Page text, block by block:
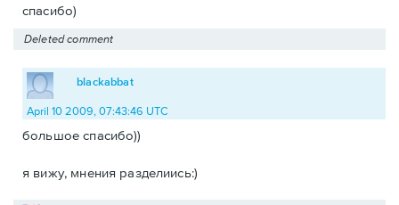
спасибо)
Deleted comment
blackabbat
April 10 2009, 07:43:46 UTC
большое спасибо))
я вижу, мнения разделиись:)